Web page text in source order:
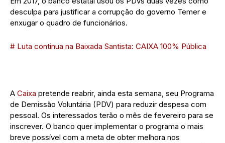
desculpa para justificar a corrupção do governo Temer e
enxugar o quadro de funcionários.
# Luta continua na Baixada Santista: CAIXA 100% Pública
A Caixa pretende reabrir, ainda esta semana, seu Programa
de Demissão Voluntária (PDV) para reduzir despesa com
pessoal. Os interessados terão o mês de fevereiro para se
inscrever. O banco quer implementar o programa o mais
breve possível com a meta de obter melhora nos